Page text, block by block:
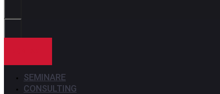
SEMINARE
CONSULTING